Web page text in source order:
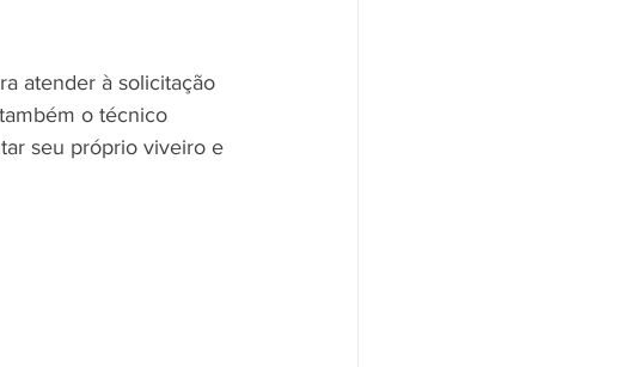
atender à solicitação
o técnico
seu próprio viveiro e